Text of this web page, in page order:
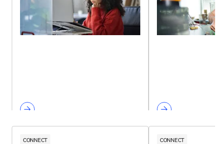
CONNECT CONNECT